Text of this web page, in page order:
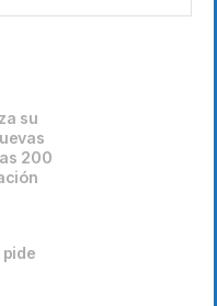
su
200
pide